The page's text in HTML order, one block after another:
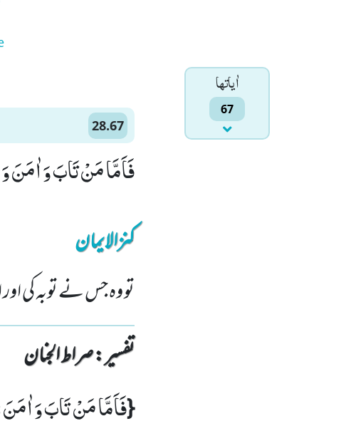
اٰياتها
67
28.67
فَاَمَّا مَنْ تَابَ وَ اٰمَنَ
کنزالایمان
تو وہ جس نے توبہ کی
تفسیر : ‎صراط الجنان
{فَاَمَّا مَنْ تَابَ وَ اٰمَنَ